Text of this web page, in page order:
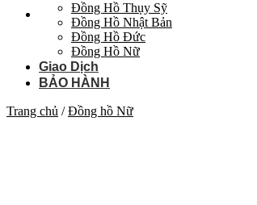
Đồng Hồ Thụy Sỹ
Đồng Hồ Nhật Bản
Đồng Hồ Đức
Đồng Hồ Nữ
Giao Dịch
BẢO HÀNH
Trang chủ / Đồng hồ Nữ